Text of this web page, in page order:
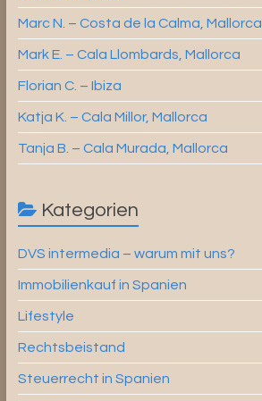
Marc N. – Costa de la Calma, Mallorca
Mark E. – Cala Llombards, Mallorca
Florian C. – Ibiza
Katja K. – Cala Millor, Mallorca
Tanja B. – Cala Murada, Mallorca
Kategorien
DVS intermedia – warum mit uns?
Immobilienkauf in Spanien
Lifestyle
Rechtsbeistand
Steuerrecht in Spanien